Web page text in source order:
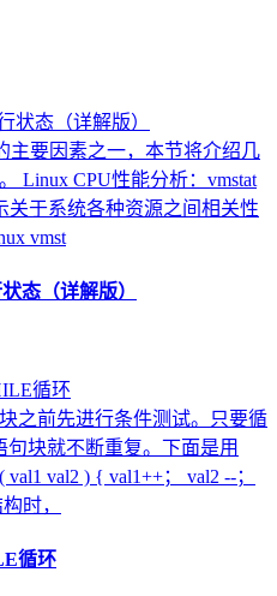
主要因素之一，本节将介绍几
Linux CPU性能分析：vmstat
关于系统各种资源之间相关性
vmst
态（详解版）
之前先进行条件测试。只要循
块就不断重复。下面是用
val2 ) { val1++； val2 --；
时，
循环